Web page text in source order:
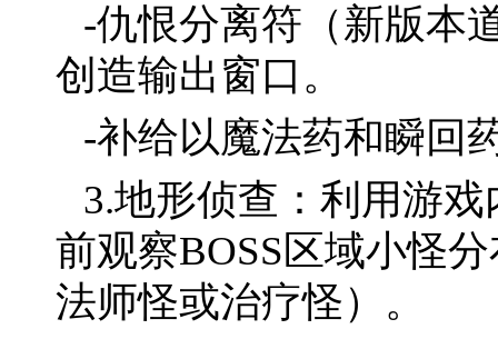
-仇恨分离符（新版本
创造输出窗口。
-补给以魔法药和瞬回
3.地形侦查：利用游
前观察BOSS区域小怪
法师怪或治疗怪）。